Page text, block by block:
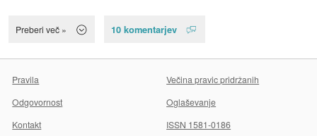
Preberi več » 10 komentarjev
Pravila
Večina pravic pridržanih
Odgovornost
Oglaševanje
Kontakt
ISSN 1581-0186